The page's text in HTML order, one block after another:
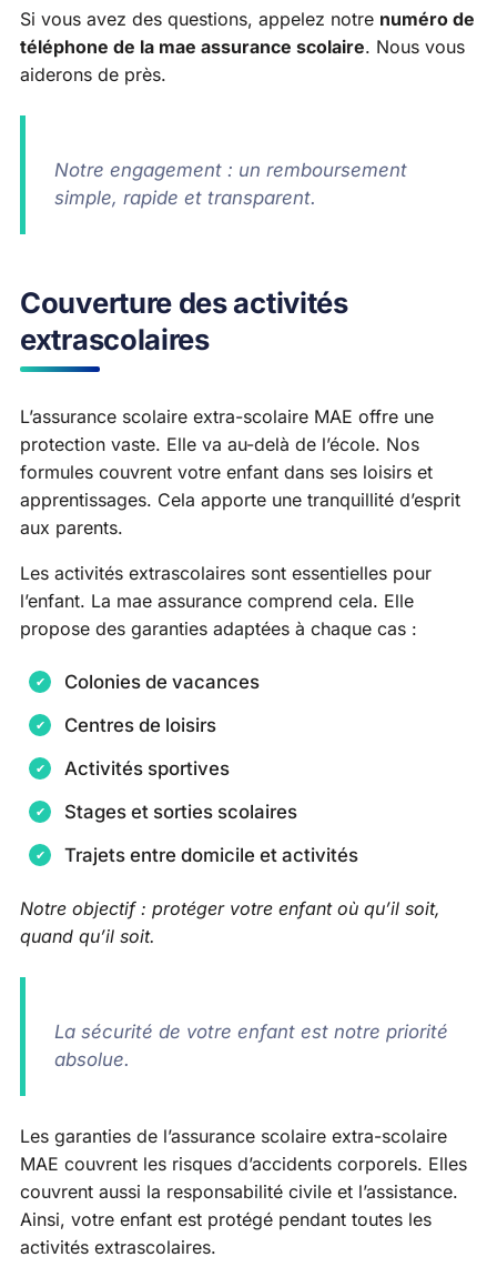
Si vous avez des questions, appelez notre numéro de
téléphone de la mae assurance scolaire. Nous vous
aiderons de près.
Notre engagement : un remboursement
simple, rapide et transparent.
Couverture des activités
extrascolaires
L’assurance scolaire extra-scolaire MAE offre une
protection vaste. Elle va au-delà de l’école. Nos
formules couvrent votre enfant dans ses loisirs et
apprentissages. Cela apporte une tranquillité d’esprit
aux parents.
Les activités extrascolaires sont essentielles pour
l’enfant. La mae assurance comprend cela. Elle
propose des garanties adaptées à chaque cas :
Colonies de vacances
Centres de loisirs
Activités sportives
Stages et sorties scolaires
Trajets entre domicile et activités
Notre objectif : protéger votre enfant où qu’il soit,
quand qu’il soit.
La sécurité de votre enfant est notre priorité
absolue.
Les garanties de l’assurance scolaire extra-scolaire
MAE couvrent les risques d’accidents corporels. Elles
couvrent aussi la responsabilité civile et l’assistance.
Ainsi, votre enfant est protégé pendant toutes les
activités extrascolaires.